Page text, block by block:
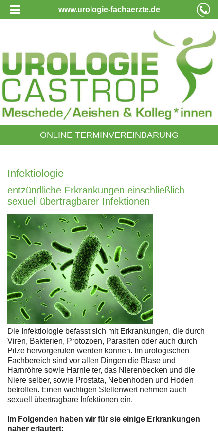
www.urologie-fachaerzte.de
ONLINE TERMINVEREINBARUNG
Infektiologie
entzündliche Erkrankungen einschließlich
sexuell übertragbarer Infektionen
Die Infektiologie befasst sich mit Erkrankungen, die durch
Viren, Bakterien, Protozoen, Parasiten oder auch durch
Pilze hervorgerufen werden können. Im urologischen
Fachbereich sind vor allen Dingen die Blase und
Harnröhre sowie Harnleiter, das Nierenbecken und die
Niere selber, sowie Prostata, Nebenhoden und Hoden
betroffen. Einen wichtigen Stellenwert nehmen auch
sexuell übertragbare Infektionen ein.
Im Folgenden haben wir für sie einige Erkrankungen
näher erläutert: